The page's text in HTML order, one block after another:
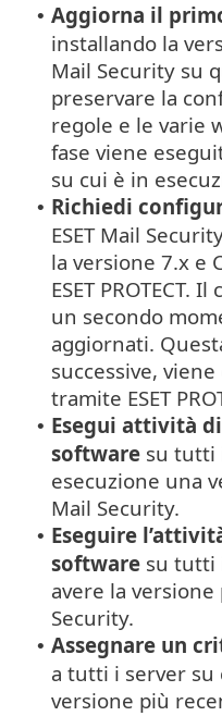
• Aggiorna il
installando la
Mail Security su
preservare la
regole e le varie
fase viene
su cui è in
• Richiedi
ESET Mail
la versione 7.x e
ESET PROTECT.
un secondo
aggiornati.
successive,
tramite ESET
• Esegui attività
software su tutti
esecuzione una
Mail Security.
• Eseguire
software su tutti
avere la versione
Security.
• Assegnare un
a tutti i server su
versione più